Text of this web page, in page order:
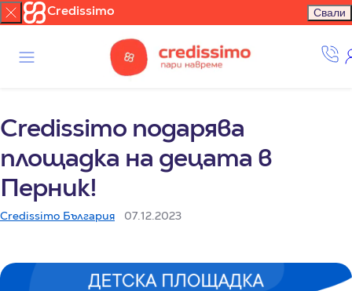
Credissimo Свали
Credissimo подарява
площадка на децата в
Перник!
Credissimo България 07.12.2023